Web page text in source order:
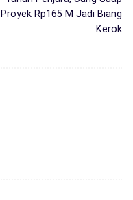
Proyek Rp165 M Jadi Biang
Kerok